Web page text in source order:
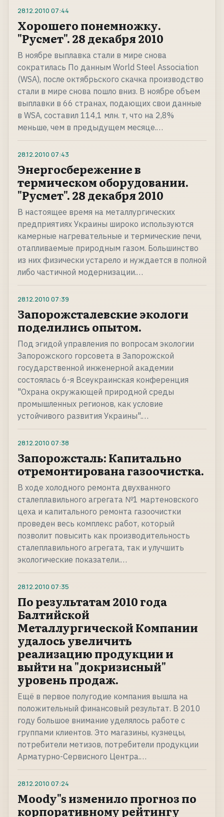
28.12.2010 07:44
Хорошего понемножку.
"Русмет". 28 декабря 2010
В ноябре выплавка стали в мире снова
сократилась По данным World Steel Association
(WSA), после октябрьского скачка производство
стали в мире снова пошло вниз. В ноябре объем
выплавки в 66 странах, подающих свои данные
в WSA, составил 114,1 млн. т, что на 2,8%
меньше, чем в предыдущем месяце.…
28.12.2010 07:43
Энергосбережение в
термическом оборудовании.
"Русмет". 28 декабря 2010
В настоящее время на металлургических
предприятиях Украины широко используются
камерные нагревательные и термические печи,
отапливаемые природным газом. Большинство
из них физически устарело и нуждается в полной
либо частичной модернизации.…
28.12.2010 07:39
Запорожсталевские экологи
поделились опытом.
Под эгидой управления по вопросам экологии
Запорожского горсовета в Запорожской
государственной инженерной академии
состоялась 6-я Всеукраинская конференция
"Охрана окружающей природной среды
промышленных регионов, как условие
устойчивого развития Украины".…
28.12.2010 07:38
Запорожсталь: Капитально
отремонтирована газоочистка.
В ходе холодного ремонта двухванного
сталеплавильного агрегата №1 мартеновского
цеха и капитального ремонта газоочистки
проведен весь комплекс работ, который
позволит повысить как производительность
сталеплавильного агрегата, так и улучшить
экологические показатели.…
28.12.2010 07:35
По результатам 2010 года
Балтийской
Металлургической Компании
удалось увеличить
реализацию продукции и
выйти на "докризисный"
уровень продаж.
Ещё в первое полугодие компания вышла на
положительный финансовый результат. В 2010
году большое внимание уделялось работе с
группами клиентов. Это магазины, кузнецы,
потребители метизов, потребители продукции
Арматурно-Сервисного Центра.…
28.12.2010 07:24
Moody"s изменило прогноз по
корпоративному рейтингу